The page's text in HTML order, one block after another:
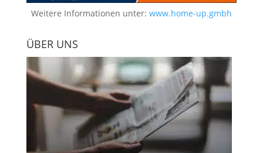
Weitere Informationen unter: www.home-up.gmbh
ÜBER UNS